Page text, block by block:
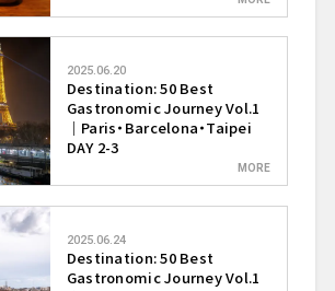
2025.06.20
Destination: 50 Best
Gastronomic Journey Vol.1
｜Paris・Barcelona・Taipei
DAY 2-3
2025.06.24
Destination: 50 Best
Gastronomic Journey Vol.1